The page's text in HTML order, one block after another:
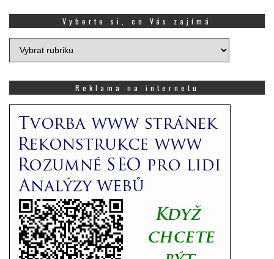
Vyberte si, co Vás zajímá
Vyberte
si,
zajímá
Reklama na internetu